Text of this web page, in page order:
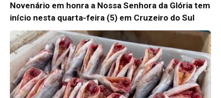
Novenário em honra a Nossa Senhora da Glória tem
início nesta quarta-feira (5) em Cruzeiro do Sul